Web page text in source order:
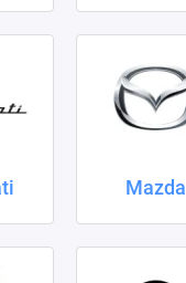
Mazda